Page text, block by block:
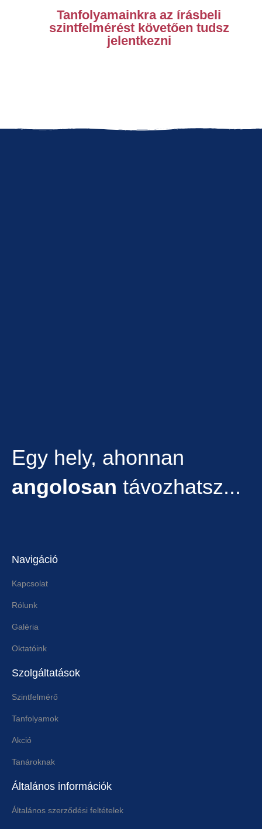
Tanfolyamainkra az írásbeli
szintfelmérést követően tudsz
jelentkezni
Egy hely, ahonnan
angolosan távozhatsz...
Navigáció
Kapcsolat
Rólunk
Galéria
Oktatóink
Szolgáltatások
Szintfelmérő
Tanfolyamok
Akció
Tanároknak
Általános információk
Általános szerződési feltételek